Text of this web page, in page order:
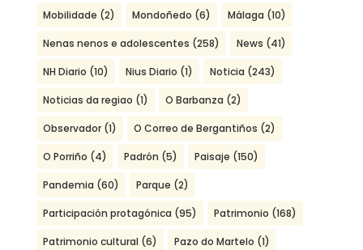
Mobilidade (2) Mondoñedo (6) Málaga (10)
Nenas nenos e adolescentes (258) News (41)
NH Diario (10) Nius Diario (1) Noticia (243)
Noticias da regiao (1) O Barbanza (2)
Observador(1) O Correo de Bergantiños (2)
O Porriño (4) Padrón (5) Paisaje (150)
Pandemia (60) Parque (2)
Participación protagónica (95) Patrimonio (168)
Patrimonio cultural (6) Pazo do Martelo (1)